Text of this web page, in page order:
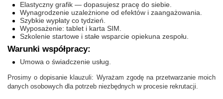
Elastyczny grafik — dopasujesz pracę do siebie.
Wynagrodzenie uzależnione od efektów i zaangażowania.
Szybkie wypłaty co tydzień.
Wyposażenie: tablet i karta SIM.
Szkolenie startowe i stałe wsparcie opiekuna zespołu.
Warunki współpracy:
Umowa o świadczenie usług.
Prosimy o dopisanie klauzuli: Wyrażam zgodę na przetwarzanie moich
danych osobowych dla potrzeb niezbędnych w procesie rekrutacji.